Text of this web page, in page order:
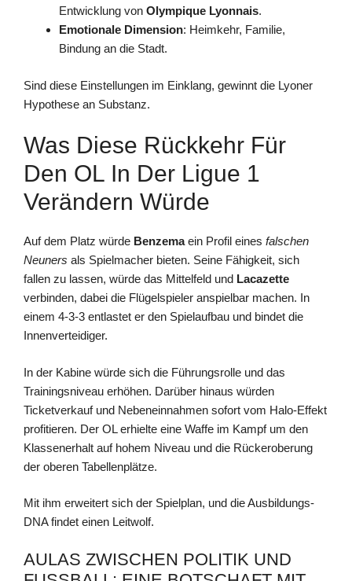
Entwicklung von Olympique Lyonnais.
Emotionale Dimension: Heimkehr, Familie,
Bindung an die Stadt.
Sind diese Einstellungen im Einklang, gewinnt die Lyoner
Hypothese an Substanz.
Was Diese Rückkehr Für
Den OL In Der Ligue 1
Verändern Würde
Auf dem Platz würde Benzemaein Profil eines falschen
Neuners als Spielmacher bieten. Seine Fähigkeit, sich
fallen zu lassen, würde das Mittelfeld und Lacazette
verbinden, dabei die Flügelspieler anspielbar machen. In
einem 4-3-3 entlastet er den Spielaufbau und bindet die
Innenverteidiger.
In der Kabine würde sich die Führungsrolle und das
Trainingsniveau erhöhen. Darüber hinaus würden
Ticketverkauf und Nebeneinnahmen sofort vom Halo-Effekt
profitieren. Der OL erhielte eine Waffe im Kampf um den
Klassenerhalt auf hohem Niveau und die Rückeroberung
der oberen Tabellenplätze.
Mit ihm erweitert sich der Spielplan, und die Ausbildungs-
DNA findet einen Leitwolf.
AULAS ZWISCHEN POLITIK UND